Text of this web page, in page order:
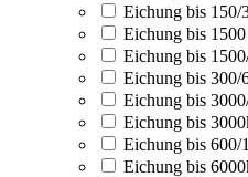
Eichung bis 150/
Eichung bis
Eichung bis
Eichung bis 300/
Eichung bis
Eichung bis
Eichung bis 600/
Eichung bis